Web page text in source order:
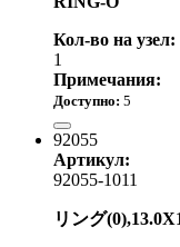
Кол-во на узел:
1
Примечания:
Доступно: 5
92055
Артикул:
92055-1011
リング